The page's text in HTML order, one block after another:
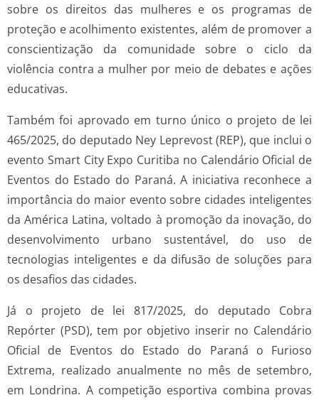
sobre os direitos das mulheres e os programas de
proteção e acolhimento existentes, além de promover a
conscientização da comunidade sobre o ciclo da
violência contra a mulher por meio de debates e ações
educativas.
Também foi aprovado em turno único o projeto de lei
465/2025, do deputado Ney Leprevost (REP), que inclui o
evento Smart City Expo Curitiba no Calendário Oficial de
Eventos do Estado do Paraná. A iniciativa reconhece a
importância do maior evento sobre cidades inteligentes
da América Latina, voltado à promoção da inovação, do
desenvolvimento urbano sustentável, do uso de
tecnologias inteligentes e da difusão de soluções para
os desafios das cidades.
Já o projeto de lei 817/2025, do deputado Cobra
Repórter (PSD), tem por objetivo inserir no Calendário
Oficial de Eventos do Estado do Paraná o Furioso
Extrema, realizado anualmente no mês de setembro,
em Londrina. A competição esportiva combina provas